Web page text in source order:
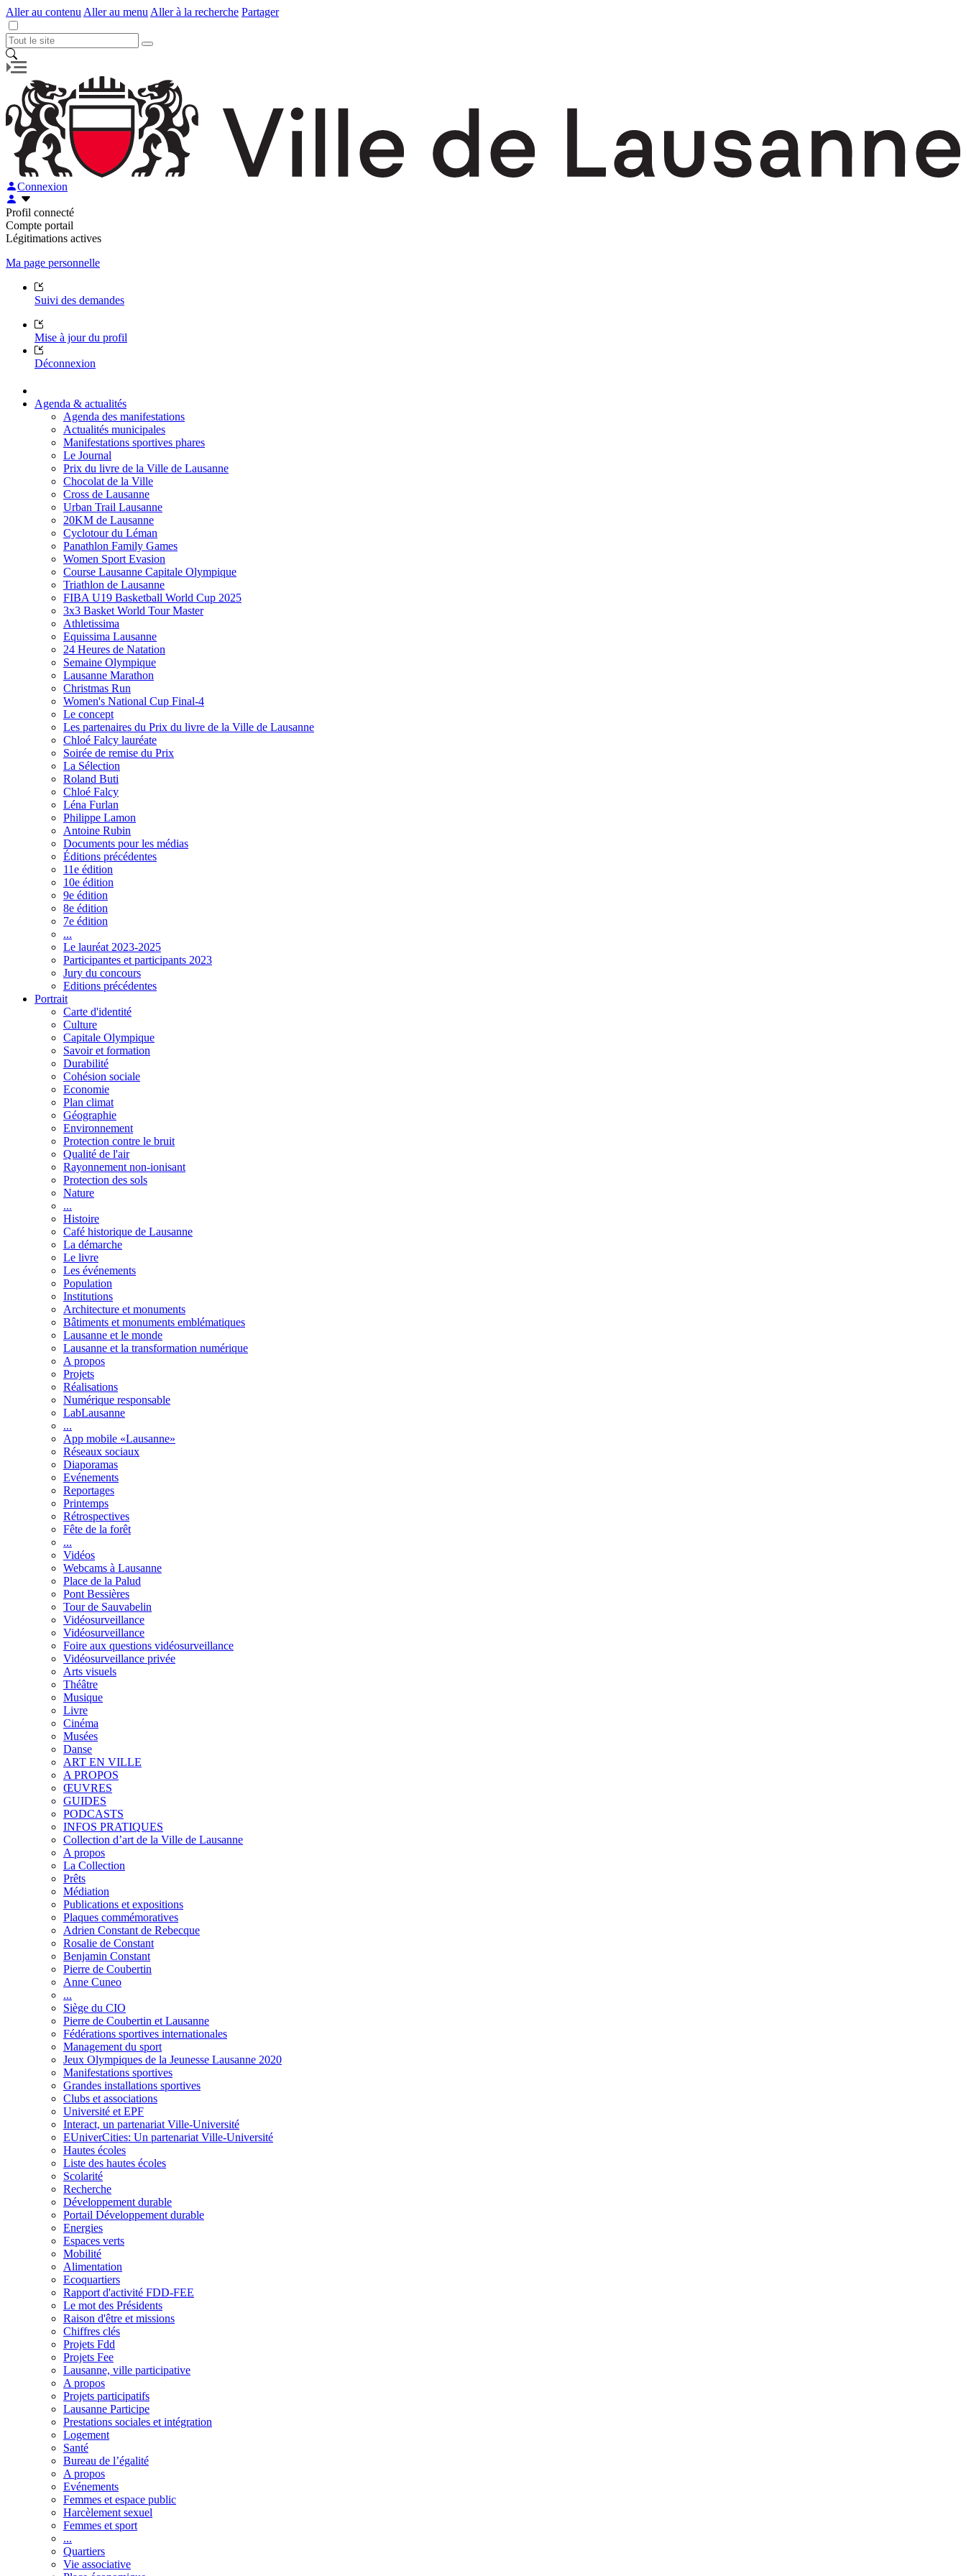
Aller au contenu Aller au menu Aller à la recherche Partager
Connexion
Profil connecté
Compte portail
Légitimations actives
Ma page personnelle
Suivi des demandes
Mise à jour du profil
Déconnexion
Agenda & actualités
Agenda des manifestations
Actualités municipales
Manifestations sportives phares
Le Journal
Prix du livre de la Ville de Lausanne
Chocolat de la Ville
Cross de Lausanne
Urban Trail Lausanne
20KM de Lausanne
Cyclotour du Léman
Panathlon Family Games
Women Sport Evasion
Course Lausanne Capitale Olympique
Triathlon de Lausanne
FIBA U19 Basketball World Cup 2025
3x3 Basket World Tour Master
Athletissima
Equissima Lausanne
24 Heures de Natation
Semaine Olympique
Lausanne Marathon
Christmas Run
Women's National Cup Final-4
Le concept
Les partenaires du Prix du livre de la Ville de Lausanne
Chloé Falcy lauréate
Soirée de remise du Prix
La Sélection
Roland Buti
Chloé Falcy
Léna Furlan
Philippe Lamon
Antoine Rubin
Documents pour les médias
Éditions précédentes
11e édition
10e édition
9e édition
8e édition
7e édition
...
Le lauréat 2023-2025
Participantes et participants 2023
Jury du concours
Editions précédentes
Portrait
Carte d'identité
Culture
Capitale Olympique
Savoir et formation
Durabilité
Cohésion sociale
Economie
Plan climat
Géographie
Environnement
Protection contre le bruit
Qualité de l'air
Rayonnement non-ionisant
Protection des sols
Nature
...
Histoire
Café historique de Lausanne
La démarche
Le livre
Les événements
Population
Institutions
Architecture et monuments
Bâtiments et monuments emblématiques
Lausanne et le monde
Lausanne et la transformation numérique
A propos
Projets
Réalisations
Numérique responsable
LabLausanne
...
App mobile «Lausanne»
Réseaux sociaux
Diaporamas
Evénements
Reportages
Printemps
Rétrospectives
Fête de la forêt
...
Vidéos
Webcams à Lausanne
Place de la Palud
Pont Bessières
Tour de Sauvabelin
Vidéosurveillance
Vidéosurveillance
Foire aux questions vidéosurveillance
Vidéosurveillance privée
Arts visuels
Théâtre
Musique
Livre
Cinéma
Musées
Danse
ART EN VILLE
A PROPOS
ŒUVRES
GUIDES
PODCASTS
INFOS PRATIQUES
Collection d’art de la Ville de Lausanne
A propos
La Collection
Prêts
Médiation
Publications et expositions
Plaques commémoratives
Adrien Constant de Rebecque
Rosalie de Constant
Benjamin Constant
Pierre de Coubertin
Anne Cuneo
...
Siège du CIO
Pierre de Coubertin et Lausanne
Fédérations sportives internationales
Management du sport
Jeux Olympiques de la Jeunesse Lausanne 2020
Manifestations sportives
Grandes installations sportives
Clubs et associations
Université et EPF
Interact, un partenariat Ville-Université
EUniverCities: Un partenariat Ville-Université
Hautes écoles
Liste des hautes écoles
Scolarité
Recherche
Développement durable
Portail Développement durable
Energies
Espaces verts
Mobilité
Alimentation
Ecoquartiers
Rapport d'activité FDD-FEE
Le mot des Présidents
Raison d'être et missions
Chiffres clés
Projets Fdd
Projets Fee
Lausanne, ville participative
A propos
Projets participatifs
Lausanne Participe
Prestations sociales et intégration
Logement
Santé
Bureau de l’égalité
A propos
Evénements
Femmes et espace public
Harcèlement sexuel
Femmes et sport
...
Quartiers
Vie associative